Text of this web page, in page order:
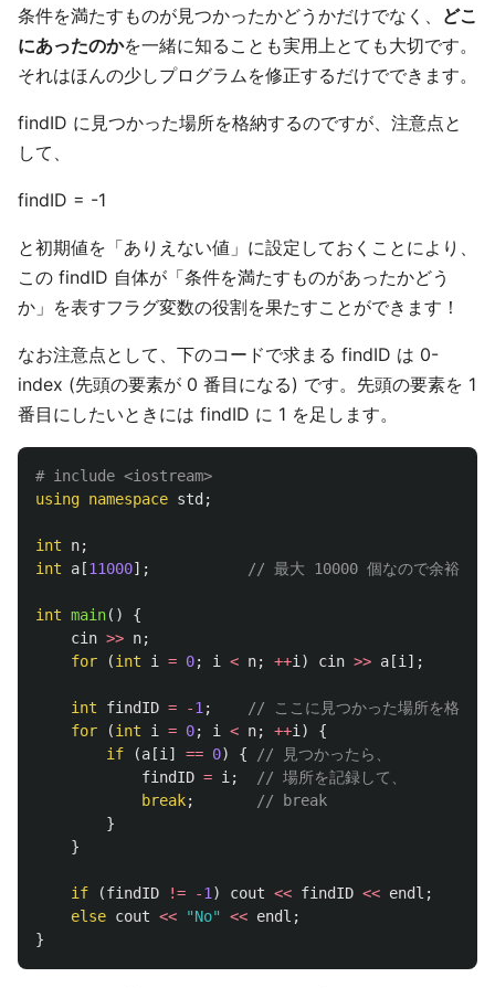
条件を満たすものが見つかったかどうかだけでなく、 どこ
にあったのかを一緒に知ることも実用上とても大切です。
それはほんの少しプログラムを修正するだけでできます。
findID に見つかった場所を格納するのですが、注意点と
して、
findID = -1
と初期値を「ありえない値」に設定しておくことにより、
この findID 自体が「条件を満たすものがあったかどう
か」を表すフラグ変数の役割を果たすことができます！
なお注意点として、下のコードで求まる findID は 0-
index (先頭の要素が 0 番目になる) です。先頭の要素を 1
番目にしたいときには findID に 1 を足します。
using namespace std ;
int n;
int
a [11000]; // 最大 10000 個なので余裕を
int main()
{
cin >> n;
for
(int i = 0; i < n; ++i ) cin >> a [i ];
int findID = -1 ;
// ここに見つかった場所を格納
for
(int i = 0; i < n; ++i )
{
if
(a [i ] == 0) {
// 見つかったら、
findID = i ;
// 場所を記録して、
break;
// break
}
}
if (findID != -1 ) cout << findID << endl ;
else cout << "No" << endl ;
}